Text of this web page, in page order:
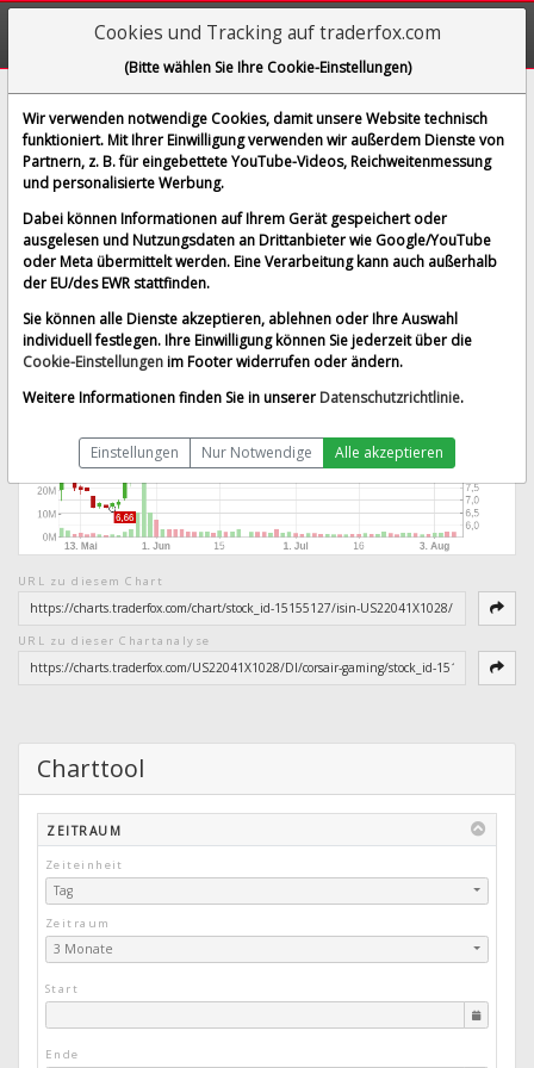
Corsair Gaming
[CRSR | ISIN US22041X1028]
10,596 $ -5,65 %
Echtzeit-Aktienkurs vom 06.08.2026 um 19:59 Uhr
Echtzeit USD Splitbereinigt
URL zu diesem Chart
URL zu dieser Chartanalyse
Charttool
ZEITRAUM
Zeiteinheit
Tag
Zeitraum
3 Monate
Start
Ende
Cookies und Tracking auf traderfox.com
(Bitte wählen Sie Ihre Cookie-Einstellungen)
Wir verwenden notwendige Cookies, damit unsere Website technisch
funktioniert. Mit Ihrer Einwilligung verwenden wir außerdem Dienste von
Partnern, z. B. für eingebettete YouTube-Videos, Reichweitenmessung
und personalisierte Werbung.
Dabei können Informationen auf Ihrem Gerät gespeichert oder
ausgelesen und Nutzungsdaten an Drittanbieter wie Google/YouTube
oder Meta übermittelt werden. Eine Verarbeitung kann auch außerhalb
der EU/des EWR stattfinden.
Sie können alle Dienste akzeptieren, ablehnen oder Ihre Auswahl
individuell festlegen. Ihre Einwilligung können Sie jederzeit über die
Cookie-Einstellungenim Footer widerrufen oder ändern.
Weitere Informationen finden Sie in unserer Datenschutzrichtlinie.
Einstellungen Nur Notwendige Alle akzeptieren